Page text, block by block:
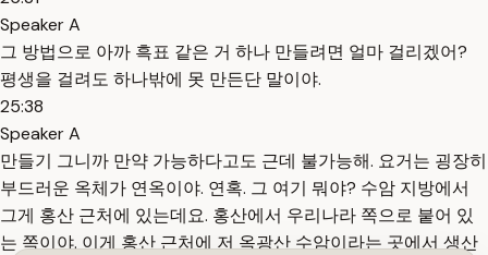
Speaker A
그 방법으로 아까 흑표 같은 거 하나 만들려면 얼마 걸리겠어?
평생을 걸려도 하나밖에 못 만든단 말이야.
25:38
Speaker A
만들기 그니까 만약 가능하다고도 근데 불가능해. 요거는 굉장히
부드러운 옥체가 연옥이야. 연혹. 그 여기 뭐야? 수암 지방에서
그게 홍산 근처에 있는데요. 홍산에서 우리나라 쪽으로 붙어 있
는 쪽이야. 이게 홍산 근처에 저 옥광산 수암이라는 곳에서 생산